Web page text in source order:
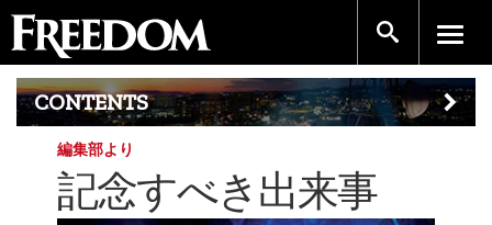
CONTENTS
編集部より
記念すべき出来事